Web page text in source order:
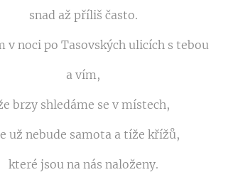
snad až příliš často.
v noci po Tasovských ulicích s tebou
a vím,
brzy shledáme se v místech,
už nebude samota a tíže křížů,
které jsou na nás naloženy.